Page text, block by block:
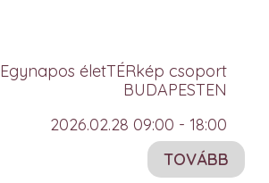
Egynapos életTÉRkép csoport
BUDAPESTEN
2026.02.28 09:00 - 18:00
TOVÁBB